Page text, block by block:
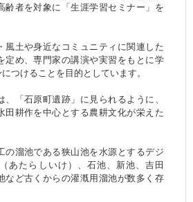
齢者を対象に「生涯学習セミナー」を
風土や身近なコミュニティに関連した
定め、専門家の講演や実習をもとに学
つけることを目的としています。
「石原町遺跡」に見られるように、
田耕作を中心とする農耕文化が栄えた
の溜池である狭山池を水源とするデジ
あたらしいけ）、石池、新池、吉田
など古くからの灌漑用溜池が数多く存